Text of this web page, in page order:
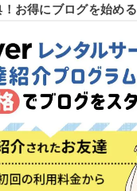
お得にブログを始める